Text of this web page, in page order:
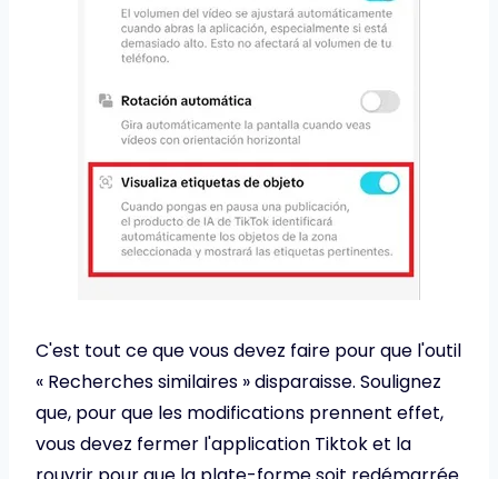
C'est tout ce que vous devez faire pour que l'outil
« Recherches similaires » disparaisse. Soulignez
que, pour que les modifications prennent effet,
vous devez fermer l'application Tiktok et la